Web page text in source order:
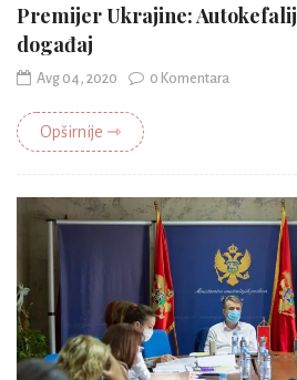
Premijer Ukrajine:
događaj
Avg 04, 2020 0 Komentara
Opširnije ⇾